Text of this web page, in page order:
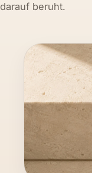
darauf beruht.